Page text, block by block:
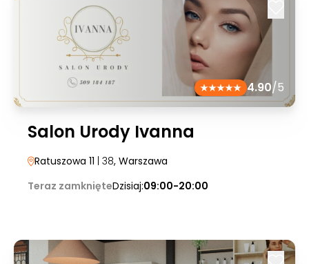
4.90/5
Salon Urody Ivanna
Ratuszowa 11 | 38, Warszawa
Teraz zamknięteDzisiaj:09:00-20:00